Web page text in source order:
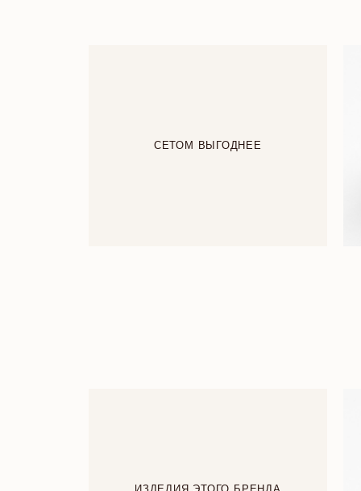
СЕТОМ ВЫГОДНЕЕ